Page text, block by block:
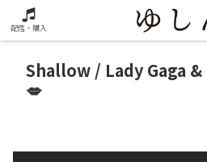
Shallow / Lady Gaga
💋
配信・購入